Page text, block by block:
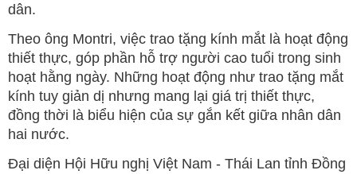
dân.
Theo ông Montri, việc trao tặng kính mắt là hoạt động
thiết thực, góp phần hỗ trợ người cao tuổi trong sinh
hoạt hằng ngày. Những hoạt động như trao tặng mắt
kính tuy giản dị nhưng mang lại giá trị thiết thực,
đồng thời là biểu hiện của sự gắn kết giữa nhân dân
hai nước.
Đại diện Hội Hữu nghị Việt Nam - Thái Lan tỉnh Đồng